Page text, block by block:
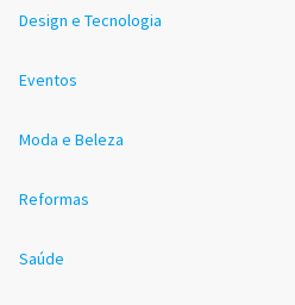
Design e Tecnologia
Eventos
Moda e Beleza
Reformas
Saúde